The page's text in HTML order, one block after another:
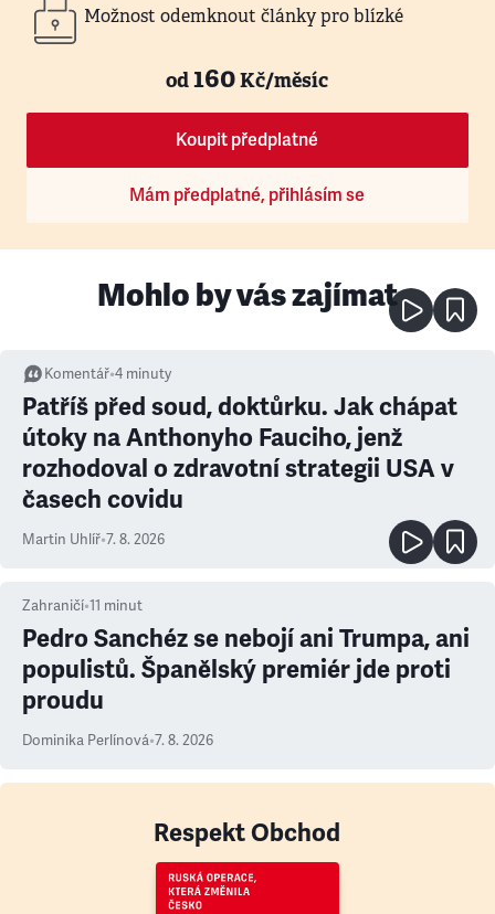
Možnost odemknout články pro blízké
od160Kč/měsíc
Koupit předplatné
Mám předplatné, přihlásím se
Mohlo by vás zajímat
Komentář•4 minuty
Patříš před soud, doktůrku. Jak chápat
útoky na Anthonyho Fauciho, jenž
rozhodoval o zdravotní strategii USA v
časech covidu
Martin Uhlíř•7. 8. 2026
Zahraničí•11 minut
Pedro Sanchéz se nebojí ani Trumpa, ani
populistů. Španělský premiér jde proti
proudu
Dominika Perlínová•7. 8. 2026
Respekt Obchod